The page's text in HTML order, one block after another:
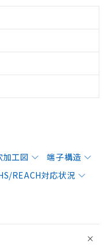
加工図
端子構造
REACH対応状況